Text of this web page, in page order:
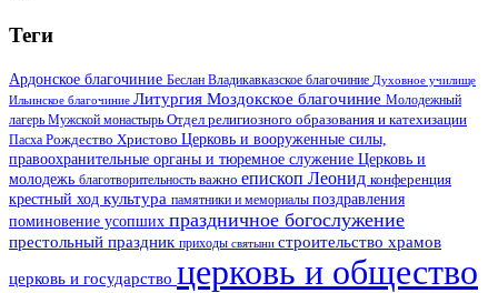
Теги
Ардонское благочиние Беслан Владикавказское благочиние Духовное училище
Ильинское благочиние Литургия Моздокское благочиние Молодежный
лагерь Мужской монастырь Отдел религиозного образования и катехизации
Пасха Рождество Христово Церковь и вооруженные силы,
правоохранительные органы и тюремное служение Церковь и
молодежь благотворительность важно епископ Леонид конференция
крестный ход культура памятники и мемориалы поздравления
поминовение усопших праздничное богослужение
престольный праздник приходы святыни строительство храмов
церковь и государство церковь и общество